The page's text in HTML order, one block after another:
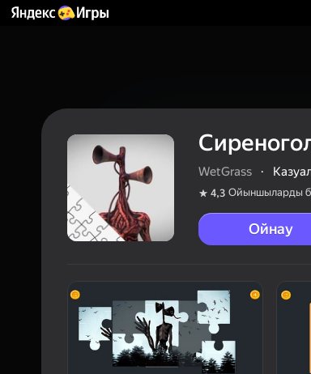
WetGrass ·
4,3 Ойыншыларды
Ойнау